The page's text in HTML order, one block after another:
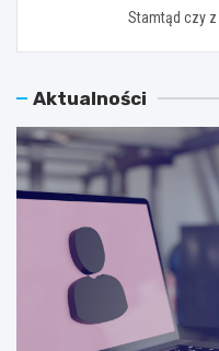
Stamtąd czy
Aktualności